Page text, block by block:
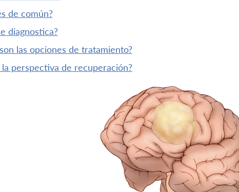
de común?
diagnostica?
son las opciones de tratamiento?
la perspectiva de recuperación?